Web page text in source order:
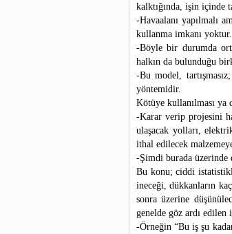
kalktığında, işin içinde
-Havaalanı yapılmalı
kullanma imkanı yoktur.
-Böyle bir durumda
halkın da bulunduğu
-Bu model,
yöntemidir.
Kötüye kullanılması ya
-Karar verip projesini
ulaşacak yolları,
ithal edilecek
-Şimdi burada üzerinde
Bu konu; ciddi
ineceği, dükkanların
sonra üzerine
genelde göz ardı edilen
-Örneğin “Bu iş şu